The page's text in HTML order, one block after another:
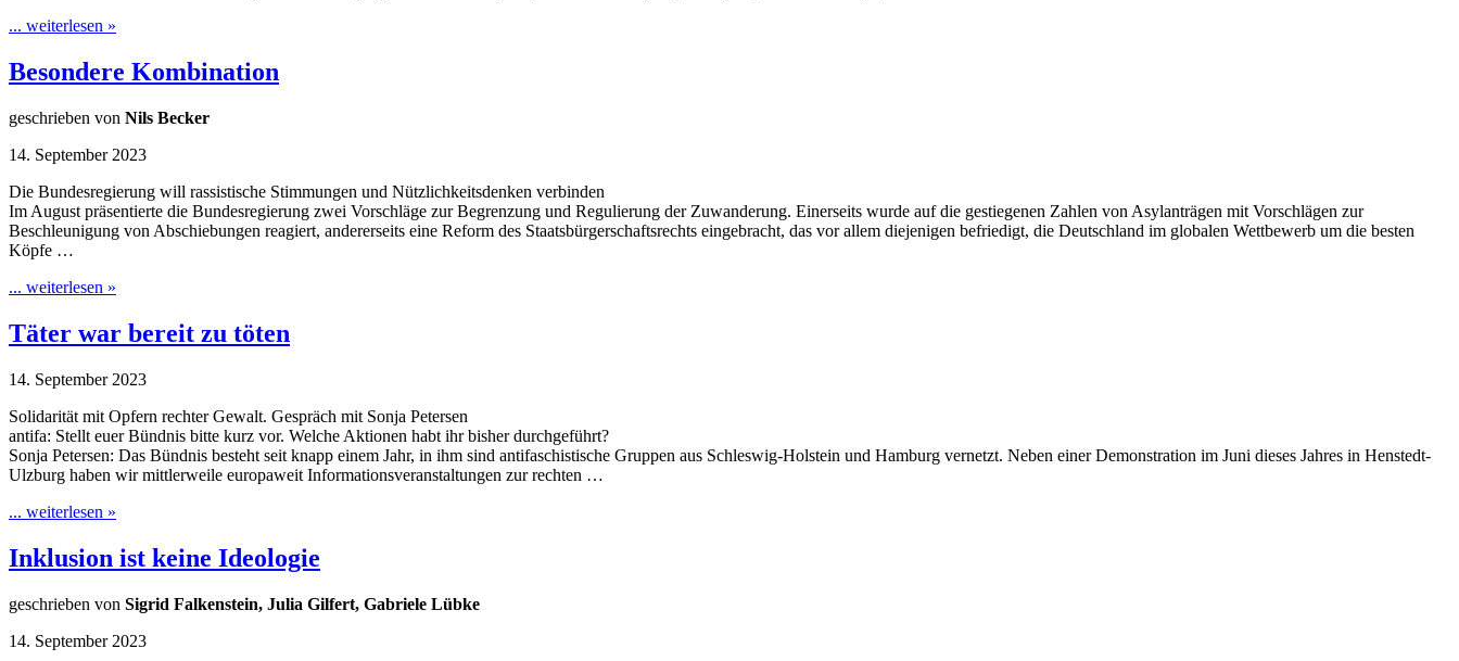
... weiterlesen »
Besondere Kombination
geschrieben von Nils Becker
14. September 2023
Die Bundesregierung will rassistische Stimmungen und Nützlichkeitsdenken verbinden
Im August präsentierte die Bundesregierung zwei Vorschläge zur Begrenzung und Regulierung der Zuwanderung. Einerseits wurde auf die gestiegenen Zahlen von Asylanträgen mit Vorschlägen zur
Beschleunigung von Abschiebungen reagiert, andererseits eine Reform des Staatsbürgerschaftsrechts eingebracht, das vor allem diejenigen befriedigt, die Deutschland im globalen Wettbewerb um die besten
Köpfe …
... weiterlesen »
Täter war bereit zu töten
14. September 2023
Solidarität mit Opfern rechter Gewalt. Gespräch mit Sonja Petersen
antifa: Stellt euer Bündnis bitte kurz vor. Welche Aktionen habt ihr bisher durchgeführt?
Sonja Petersen: Das Bündnis besteht seit knapp einem Jahr, in ihm sind antifaschistische Gruppen aus Schleswig-Holstein und Hamburg vernetzt. Neben einer Demonstration im Juni dieses Jahres in Henstedt-
Ulzburg haben wir mittlerweile europaweit Informationsveranstaltungen zur rechten …
... weiterlesen »
Inklusion ist keine Ideologie
geschrieben von Sigrid Falkenstein, Julia Gilfert, Gabriele Lübke
14. September 2023